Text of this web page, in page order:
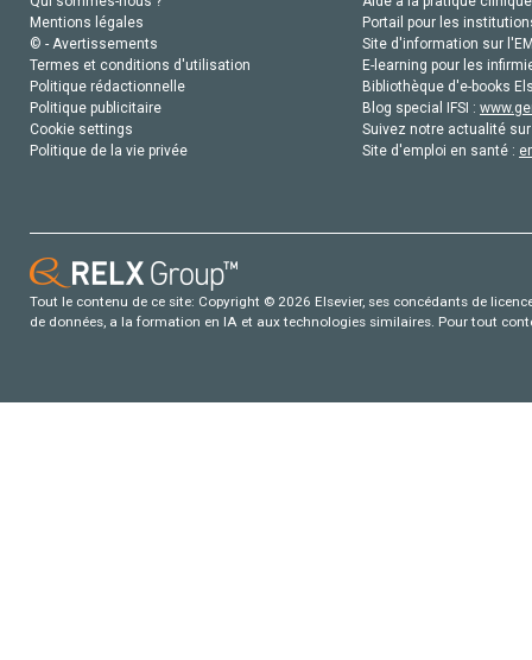
Mentions légales
© - Avertissements
Termes et conditions d'utilisation
Politique rédactionnelle
Politique publicitaire
Cookie settings
Politique de la vie privée
Portail pour les
Site d'information sur
E-learning pour les
Bibliothèque d'e-books
Blog special IFSI :
Suivez notre actualité
Site d'emploi en santé :
Tout le contenu de ce site: Copyright © 2026 Elsevier, ses concédants de
de données, a la formation en IA et aux technologies similaires. Pour tout